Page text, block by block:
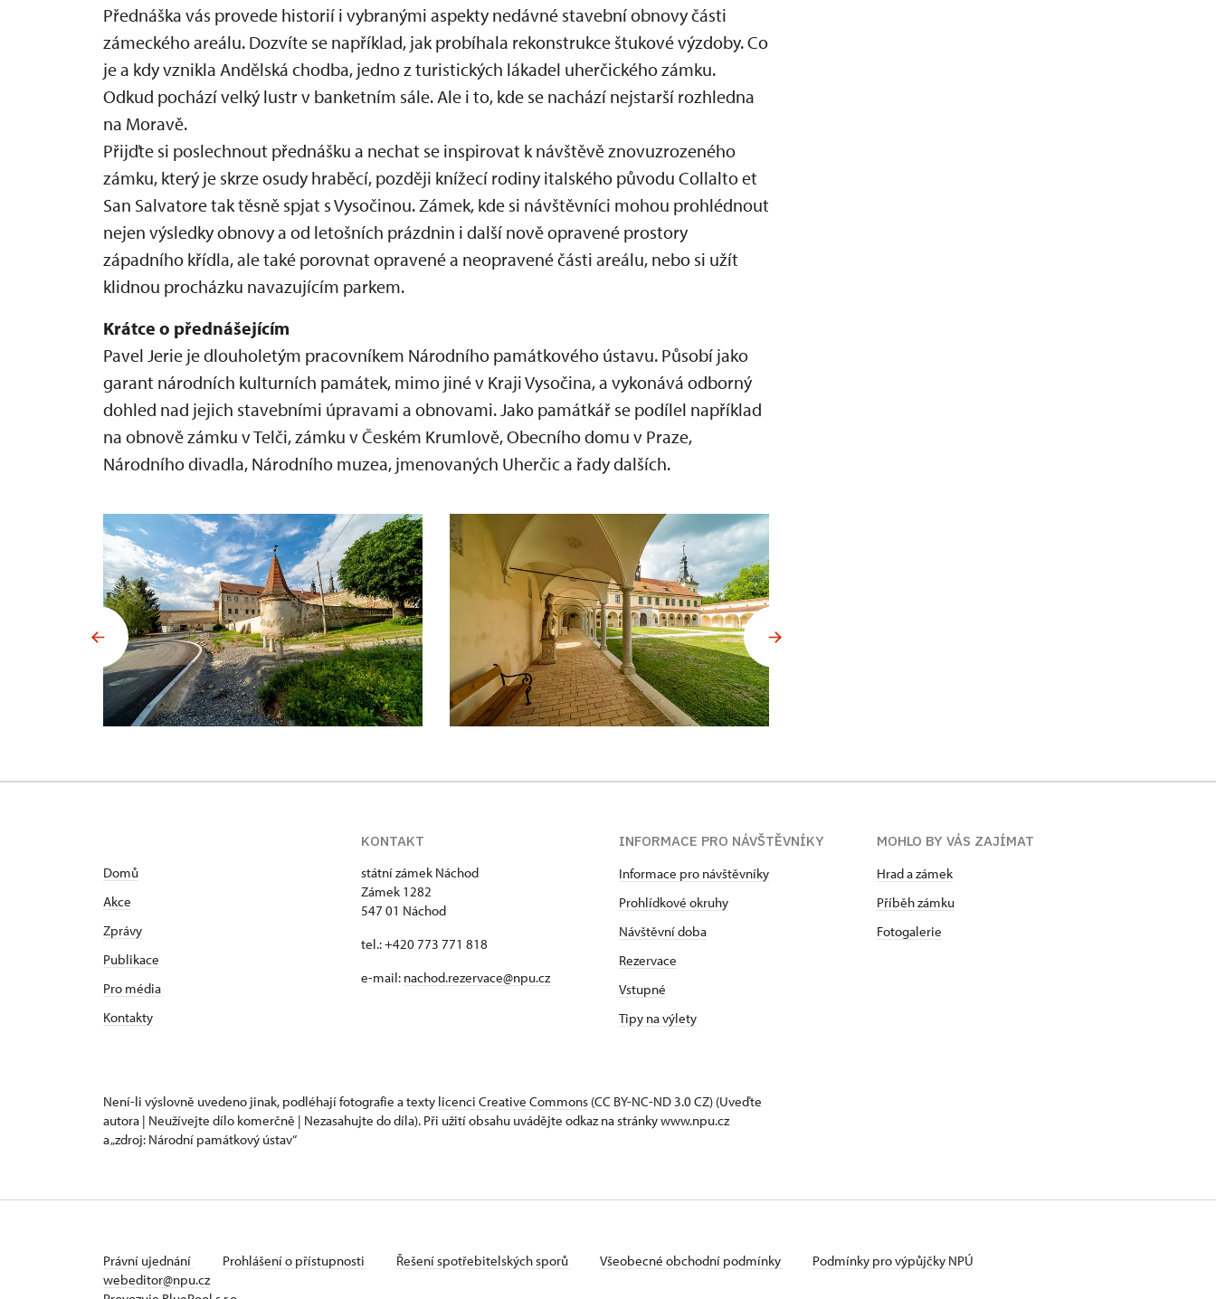
Přednáška vás provede historií i vybranými aspekty nedávné stavební obnovy části
zámeckého areálu. Dozvíte se například, jak probíhala rekonstrukce štukové výzdoby. Co
je a kdy vznikla Andělská chodba, jedno z turistických lákadel uherčického zámku.
Odkud pochází velký lustr v banketním sále. Ale i to, kde se nachází nejstarší rozhledna
na Moravě.
Přijďte si poslechnout přednášku a nechat se inspirovat k návštěvě znovuzrozeného
zámku, který je skrze osudy hraběcí, později knížecí rodiny italského původu Collalto et
San Salvatore tak těsně spjat s Vysočinou. Zámek, kde si návštěvníci mohou prohlédnout
nejen výsledky obnovy a od letošních prázdnin i další nově opravené prostory
západního křídla, ale také porovnat opravené a neopravené části areálu, nebo si užít
klidnou procházku navazujícím parkem.
Krátce o přednášejícím
Pavel Jerie je dlouholetým pracovníkem Národního památkového ústavu. Působí jako
garant národních kulturních památek, mimo jiné v Kraji Vysočina, a vykonává odborný
dohled nad jejich stavebními úpravami a obnovami. Jako památkář se podílel například
na obnově zámku v Telči, zámku v Českém Krumlově, Obecního domu v Praze,
Národního divadla, Národního muzea, jmenovaných Uherčic a řady dalších.
Domů
Akce
Zprávy
Publikace
Pro média
Kontakty
KONTAKT
státní zámek Náchod
Zámek 1282
547 01 Náchod
tel.: +420 773 771 818
e-mail: nachod.rezervace@npu.cz
INFORMACE PRO NÁVŠTĚVNÍKY
Informace pro návštěvníky
Prohlídkové okruhy
Návštěvní doba
Rezervace
Vstupné
Tipy na výlety
MOHLO BY VÁS ZAJÍMAT
Hrad a zámek
Příběh zámku
Fotogalerie
Není-li výslovně uvedeno jinak, podléhají fotografie a texty licenci Creative Commons (CC BY-NC-ND 3.0 CZ) (Uveďte
autora | Neužívejte dílo komerčně | Nezasahujte do díla). Při užití obsahu uvádějte odkaz na stránky www.npu.cz
a „zdroj: Národní památkový ústav“
Právní ujednání Prohlášení o přístupnosti Řešení spotřebitelských sporů Všeobecné obchodní podmínky
Podmínky pro výpůjčky NPÚ
webeditor@npu.cz